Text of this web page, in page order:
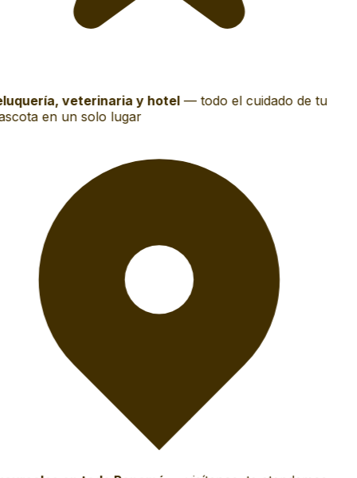
veterinaria y hotel— todo el cuidado de tu
en un solo lugar